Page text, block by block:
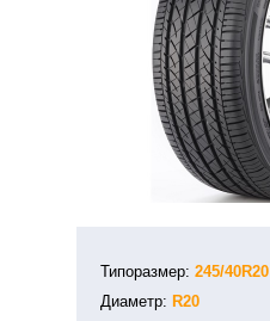
Типоразмер: 245/40R20
Диаметр: R20